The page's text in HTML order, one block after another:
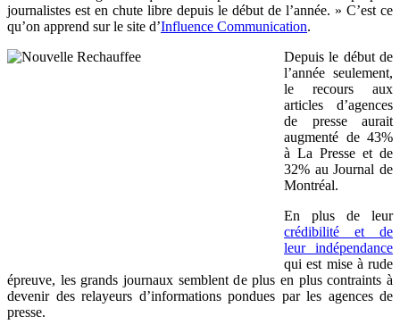
journalistes est en chute libre depuis le début de l’année. » C’est ce
qu’on apprend sur le site d’Influence Communication.
Depuis le début de
l’année seulement,
le recours aux
articles d’agences
de presse aurait
augmenté de 43%
à La Presse et de
32% au Journal de
Montréal.
En plus de leur
crédibilité et de
leur indépendance
qui est mise à rude
épreuve, les grands journaux semblent de plus en plus contraints à
devenir des relayeurs d’informations pondues par les agences de
presse.